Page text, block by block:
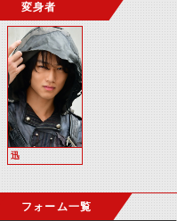
変身者
迅
フォーム一覧